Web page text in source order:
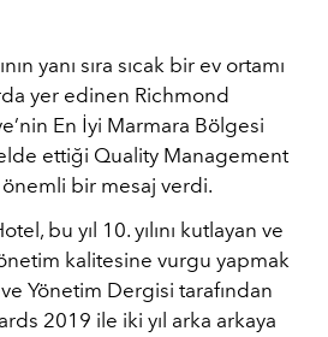
yanı sıra sıcak bir ev ortamı
yer edinen Richmond
En İyi Marmara Bölgesi
ettiği Quality Management
bir mesaj verdi.
bu yıl 10. yılını kutlayan ve
kalitesine vurgu yapmak
Yönetim Dergisi tarafından
2019 ile iki yıl arka arkaya